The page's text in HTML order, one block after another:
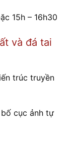
15h – 16h30
và đá tai
trúc truyền
cục ảnh tự